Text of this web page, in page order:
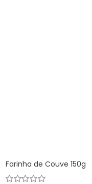
Farinha de Couve 150g